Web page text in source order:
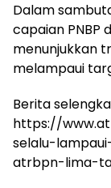
Dalam
capaian PNBP
menunjukkan
melampaui
Berita
https://
selalu-
atrbpn-lima-